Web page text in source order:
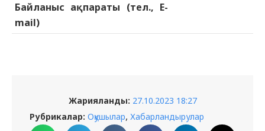
Байланыс ақпараты (тел., E-
mail)
Жарияланды: 27.10.2023 18:27
Рубрикалар: Оқушылар, Хабарландырулар